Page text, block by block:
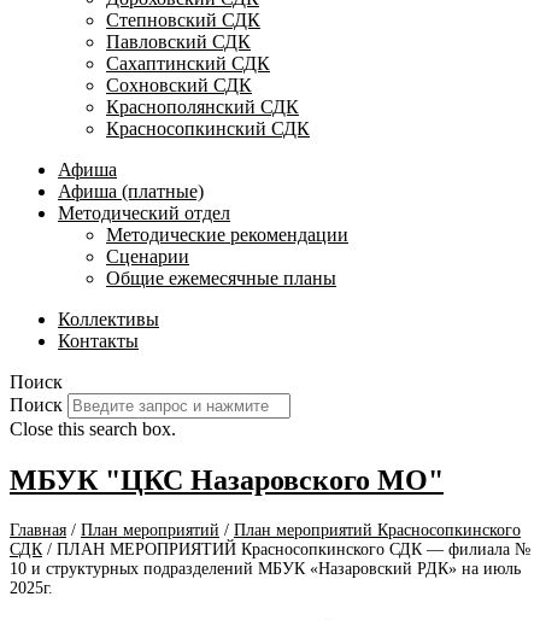
Степновский СДК
Павловский СДК
Сахаптинский СДК
Сохновский СДК
Краснополянский СДК
Красносопкинский СДК
Афиша
Афиша (платные)
Методический отдел
Методические рекомендации
Сценарии
Общие ежемесячные планы
Коллективы
Контакты
Поиск
Поиск
Close this search box.
МБУК "ЦКС Назаровского МО"
Главная / План мероприятий / План мероприятий Красносопкинского
СДК / ПЛАН МЕРОПРИЯТИЙ Красносопкинского СДК — филиала №
10 и структурных подразделений МБУК «Назаровский РДК» на июль
2025г.